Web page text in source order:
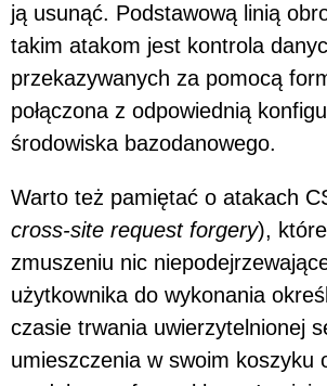
ją usunąć. Podstawową linią
takim atakom jest kontrola
przekazywanych za pomocą
połączona z odpowiednią
środowiska bazodanowego.
Warto też pamiętać o atakach
cross-site request forgery),
zmuszeniu nic
użytkownika do wykonania
czasie trwania uwierzytelnionej
umieszczenia w swoim koszyku